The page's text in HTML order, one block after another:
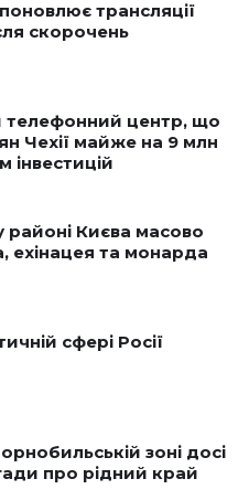
трансляції
скорочень
телефонний центр, що
Чехії майже на 9 млн
інвестицій
Києва масово
ехінацея та монарда
сфері Росії
зоні досі
про рідний край